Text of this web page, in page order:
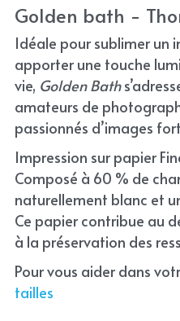
Golden bath -
Idéale pour sublimer un
apporter une touche
vie, Golden Bath
amateurs de
passionnés d’images
Impression sur papier
Composé à 60 % de
naturellement blanc et
Ce papier contribue au
à la préservation des
Pour vous aider dans
tailles